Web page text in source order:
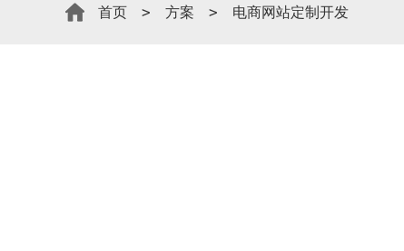
首页 方案 电商网站定制开发